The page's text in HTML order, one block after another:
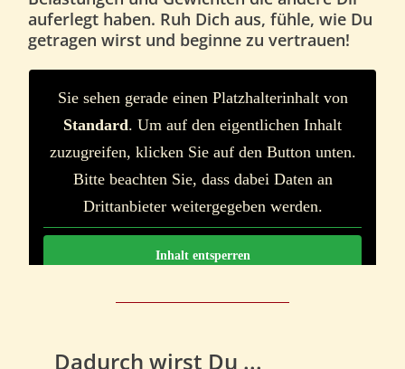
auferlegt haben. Ruh Dich aus, fühle, wie Du
getragen wirst und beginne zu vertrauen!
Sie sehen gerade einen Platzhalterinhalt von
Standard. Um auf den eigentlichen Inhalt
zuzugreifen, klicken Sie auf den Button unten.
Bitte beachten Sie, dass dabei Daten an
Drittanbieter weitergegeben werden.
Inhalt entsperren
Dadurch wirst Du ...